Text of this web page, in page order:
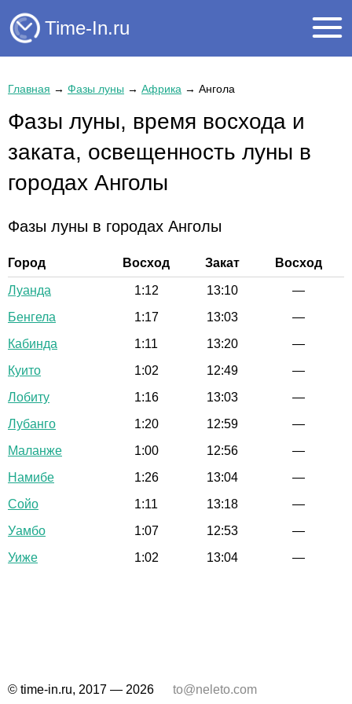
Time-In.ru
Главная → Фазы луны → Африка → Ангола
Фазы луны, время восхода и
заката, освещенность луны в
городах Анголы
Фазы луны в городах Анголы
Город Восход Закат Восход
Луанда 1:12 13:10
—
Бенгела
1:17 13:03
—
Кабинда
1:11 13:20
—
Куито
1:02 12:49
—
Лобиту
1:16 13:03
—
Лубанго
1:20 12:59
—
Маланже
1:00 12:56
—
Намибе
1:26 13:04
—
Сойо
1:11 13:18
—
Уамбо
1:07 12:53
—
Уиже
1:02 13:04 —
© time-in.ru, 2017 — 2026 to@neleto.com